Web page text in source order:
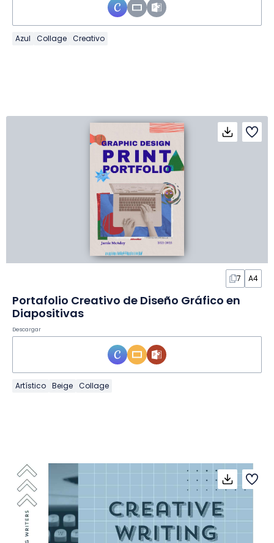
Azul Collage Creativo
7 A4
Portafolio Creativo de Diseño Gráfico en
Diapositivas
Descargar
Artístico Beige Collage